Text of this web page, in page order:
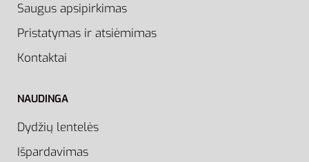
Saugus apsipirkimas
Pristatymas ir atsiėmimas
Kontaktai
NAUDINGA
Dydžių lentelės
Išpardavimas